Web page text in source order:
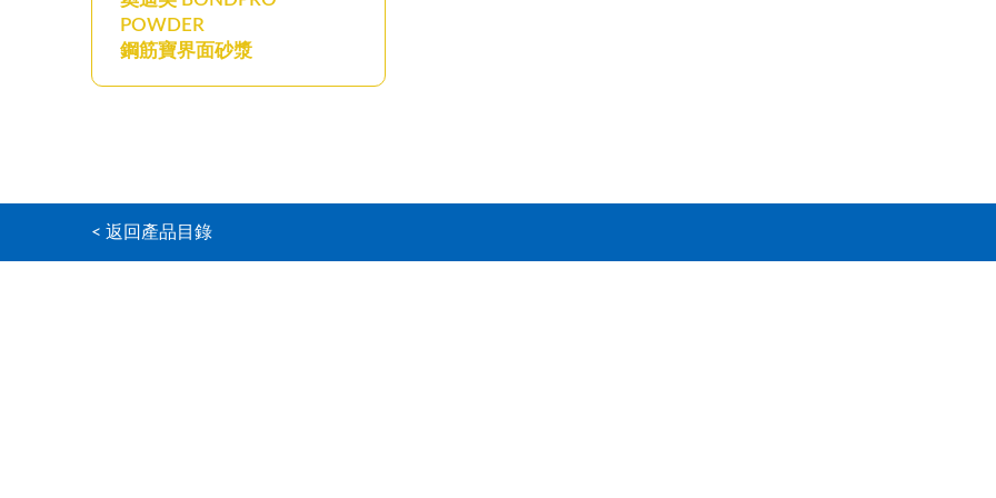
POWDER
鋼筋寶界面砂漿
< 返回產品目錄